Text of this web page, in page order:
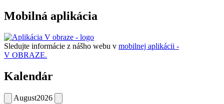
Mobilná aplikácia
Sledujte informácie z nášho webu v mobilnej aplikácii -
V OBRAZE.
Kalendár
August2026